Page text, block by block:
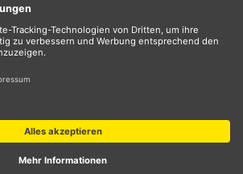
unserem Markteinführungspreis